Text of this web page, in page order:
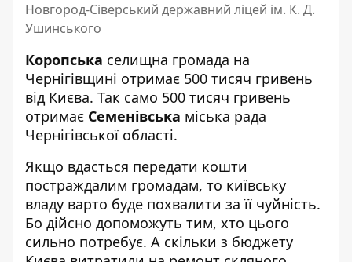
Новгород-Сіверський державний ліцей ім. К. Д.
Ушинського
Коропська селищна громада на
Чернігівщині отримає 500 тисяч гривень
від Києва. Так само 500 тисяч гривень
отримає Семенівська міська рада
Чернігівської області.
Якщо вдасться передати кошти
постраждалим громадам, то київську
владу варто буде похвалити за її чуйність.
Бо дійсно допоможуть тим, хто цього
сильно потребує. А скільки з бюджету